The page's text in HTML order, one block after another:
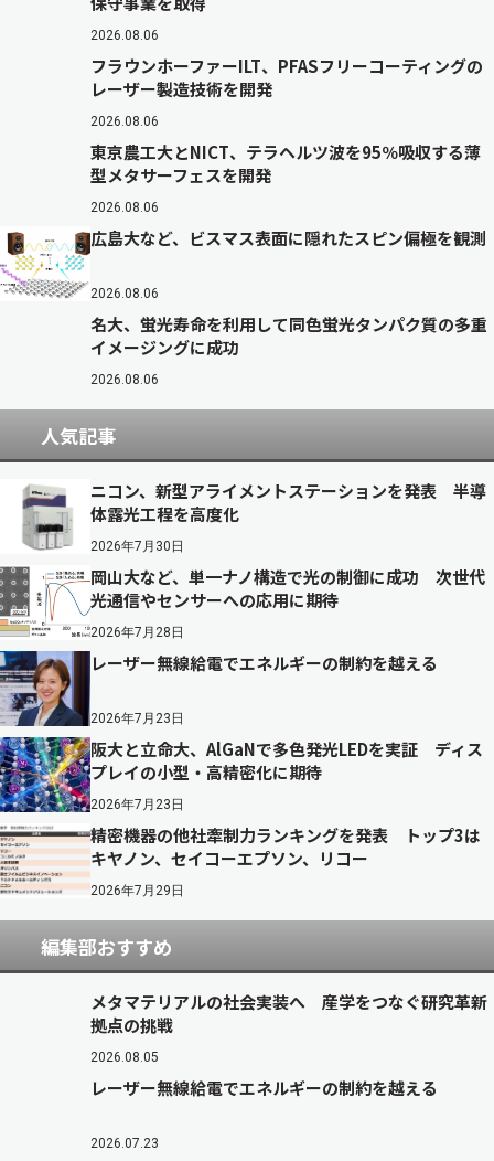
2026.08.06
フラウンホーファーILT、PFASフリーコーティングの
レーザー製造技術を開発
2026.08.06
東京農工大とNICT、テラヘルツ波を95％吸収する薄
型メタサーフェスを開発
2026.08.06
広島大など、ビスマス表面に隠れたスピン偏極を観測
2026.08.06
名大、蛍光寿命を利用して同色蛍光タンパク質の多重
イメージングに成功
2026.08.06
人気記事
ニコン、新型アライメントステーションを発表 半導
体露光工程を高度化
2026年7月30日
岡山大など、単一ナノ構造で光の制御に成功 次世代
光通信やセンサーへの応用に期待
2026年7月28日
レーザー無線給電でエネルギーの制約を越える
2026年7月23日
阪大と立命大、AlGaNで多色発光LEDを実証 ディス
プレイの小型・高精密化に期待
2026年7月23日
精密機器の他社牽制力ランキングを発表 トップ3は
キヤノン、セイコーエプソン、リコー
2026年7月29日
編集部おすすめ
メタマテリアルの社会実装へ 産学をつなぐ研究革新
拠点の挑戦
2026.08.05
レーザー無線給電でエネルギーの制約を越える
2026.07.23